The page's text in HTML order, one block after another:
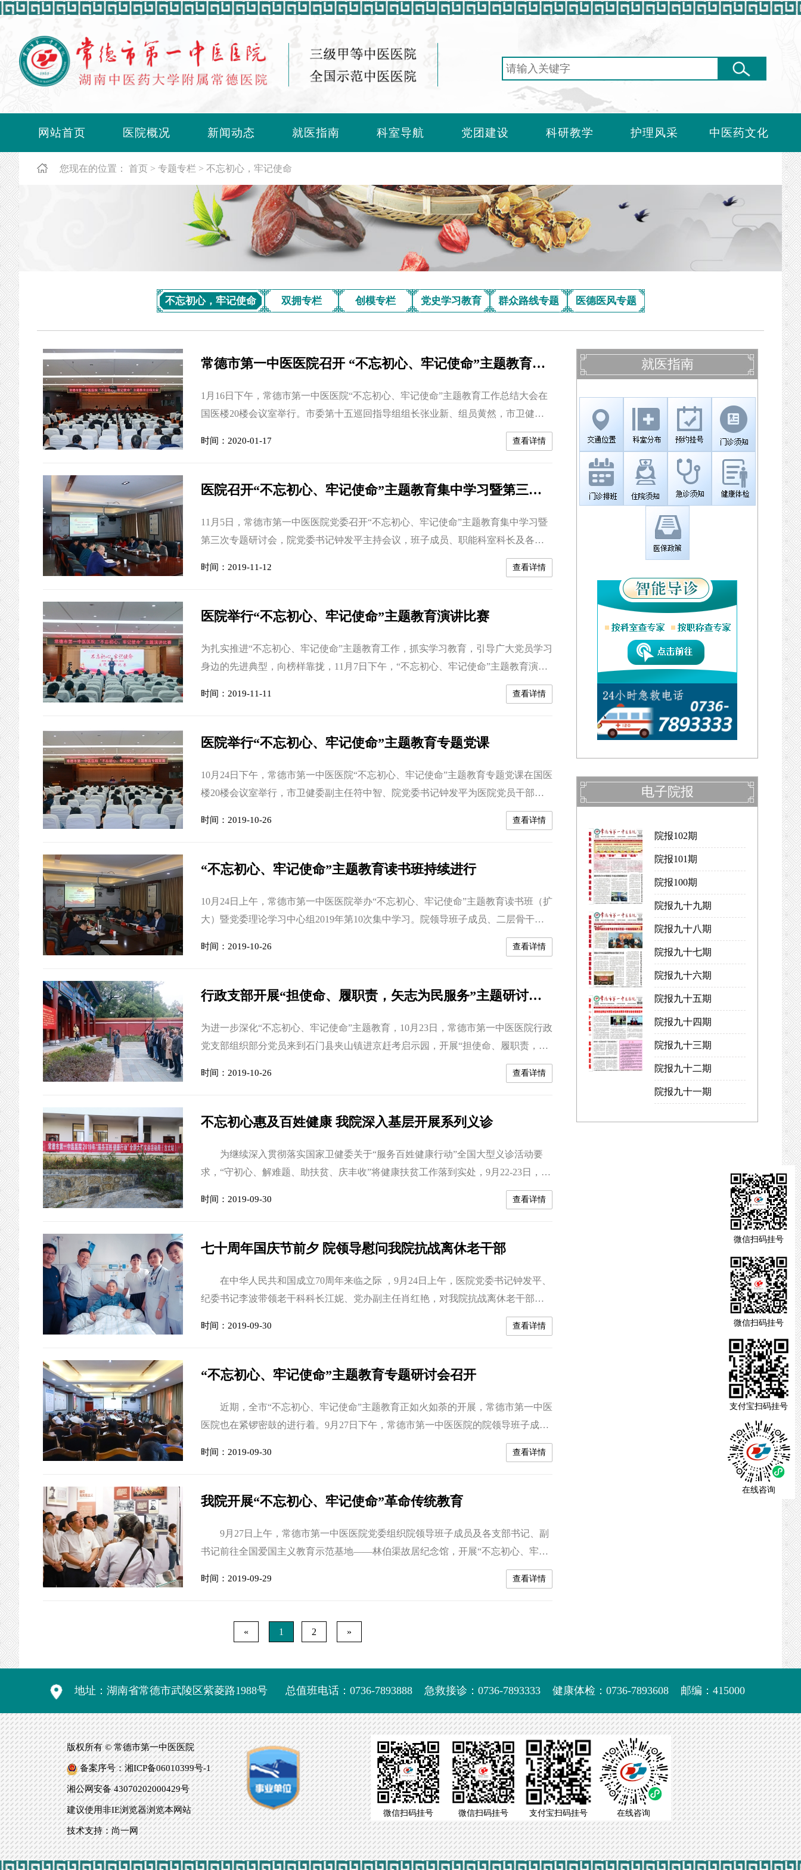
网站首页 医院概况 新闻动态 就医指南 科室导航 党团建设 科研教学 护理风采 中医药文化
您现在的位置： 首页 专题专栏 不忘初心，牢记使命
不忘初心，牢记使命 双拥专栏 创模专栏 党史学习教育 群众路线专题 医德医风专题
常德市第一中医医院召开 “不忘初心、牢记使命”主题教育总结大会
1月16日下午，常德市第一中医医院“不忘初心、牢记使命”主题教育工作总结大会在
国医楼20楼会议室举行。市委第十五巡回指导组组长张业新、组员黄然，市卫健委
机关党委专职副书记冯兴国、市纪委市监委驻市卫健委纪检监察组副组长龚鸣出席
会议。全体院领导班子成员，二层骨干，党员代表参加会议。大会由党委副书记、
报中介绍，主题教育开展以来，医院党...
时间：2020-01-17 查看详情
医院召开“不忘初心、牢记使命”主题教育集中学习暨第三次专题研讨会
11月5日，常德市第一中医医院党委召开“不忘初心、牢记使命”主题教育集中学习暨
第三次专题研讨会，院党委书记钟发平主持会议，班子成员、职能科室科长及各党
支部书记、副书记参加会议。 上午，会议集体学习了《习近平关于“不忘初心 牢
记使命”重要论述选编》部分章节、《习近平在2019年秋季学期中央党校（国家行政
风、勇担当，带头真抓实干”为...
时间：2019-11-12 查看详情
医院举行“不忘初心、牢记使命”主题教育演讲比赛
为扎实推进“不忘初心、牢记使命”主题教育工作，抓实学习教育，引导广大党员学习
身边的先进典型，向榜样靠拢，11月7日下午，“不忘初心、牢记使命”主题教育演讲
比赛在我院国医楼20楼隆重举行。院领导班子成员、二层骨干及各支部党员代表等
观摩了比赛，来自7个党支部的13名党员代表参加了比赛，本次比赛特别邀请了常德
赛过程中，选手们紧紧围绕“不忘...
时间：2019-11-11 查看详情
医院举行“不忘初心、牢记使命”主题教育专题党课
10月24日下午，常德市第一中医医院“不忘初心、牢记使命”主题教育专题党课在国医
楼20楼会议室举行，市卫健委副主任符中智、院党委书记钟发平为医院党员干部上
党课，市委第十五巡回组成员出席，院长张勇主持了本次讲课。 符中智围绕“初
心不改、担当不悔”的主题从“坚守信念守初心”、“着眼大局担使命”“立足本职讲奉
的方针政策、医疗机...
时间：2019-10-26 查看详情
“不忘初心、牢记使命”主题教育读书班持续进行
10月24日上午，常德市第一中医医院举办“不忘初心、牢记使命”主题教育读书班（扩
大）暨党委理论学习中心组2019年第10次集中学习。院领导班子成员、二层骨干、
各支部书记、副书记参加会议。市委第十五巡回组组长张业新到会指导，院党委书
记钟发平主持会议并讲话。 根据“不忘初心、牢记使命”主题教育要求，主题教育
终。参加此次主题教育读书班的...
时间：2019-10-26 查看详情
行政支部开展“担使命、履职责，矢志为民服务”主题研讨会暨主题党日活动
为进一步深化“不忘初心、牢记使命”主题教育，10月23日，常德市第一中医医院行政
党支部组织部分党员来到石门县夹山镇进京赶考启示园，开展“担使命、履职责，矢
志为民服务”主题研讨会暨党性教育活动，医院党委书记钟发平、院长张勇出席此次
活动。 进入园区，先由党委书记钟发平带领全体党员重温入党誓词、进行庄严
陈列形式，围绕“进京赶考”的...
时间：2019-10-26 查看详情
不忘初心惠及百姓健康 我院深入基层开展系列义诊
为继续深入贯彻落实国家卫健委关于“服务百姓健康行动”全国大型义诊活动要
求，“守初心、解难题、助扶贫、庆丰收”将健康扶贫工作落到实处，9月22-23日，常
德市第一中医医院纪委书记李波带队到该院对口支援的湘西州古丈县民族中医院及
古丈县断龙山镇中心卫生院开展了“服务百姓健康行动”大型义诊活动；9月26日，专
镇中心卫生院义诊现场，专家们对前...
时间：2019-09-30 查看详情
七十周年国庆节前夕 院领导慰问我院抗战离休老干部
在中华人民共和国成立70周年来临之际 ，9月24日上午，医院党委书记钟发平、
纪委书记李波带领老干科科长江妮、党办副主任肖红艳，对我院抗战离休老干部汪
厚根、周翠英进行了走访慰问。 钟发平将由中共中央、国务院、中央军委颁发
的“庆祝中华人民共和国成立70周年”纪念勋章为二老佩戴在胸前，对他们忠诚党的事
做出积极贡献表达了敬意，并送上了节...
时间：2019-09-30 查看详情
“不忘初心、牢记使命”主题教育专题研讨会召开
近期，全市“不忘初心、牢记使命”主题教育正如火如荼的开展，常德市第一中医
医院也在紧锣密鼓的进行着。9月27日下午，常德市第一中医医院的院领导班子成员
及各支部书记、副书记聚集在会议室，召开“不忘初心、牢记使命”主题教育专题研讨
会，市委主题教育第十五巡回组副组长陈凯同志、组员黄然同志莅临指导。本次研
作重点发言交流。 首先，陈...
时间：2019-09-30 查看详情
我院开展“不忘初心、牢记使命”革命传统教育
9月27日上午，常德市第一中医医院党委组织院领导班子成员及各支部书记、副
书记前往全国爱国主义教育示范基地——林伯渠故居纪念馆，开展“不忘初心、牢记
使命”革命传统教育，瞻仰革命先驱故居，感悟“初心”。 在讲解员的讲解下，党
员干部同志们了解了林伯渠同志生平故事，聆听了林老的革命事迹。最近，一部珍
典。“为人民服务，为世界工作”是林老...
时间：2019-09-29 查看详情
« 1 2 »
就医指南
电子院报
院报102期
院报101期
院报100期
院报九十九期
院报九十八期
院报九十七期
院报九十六期
院报九十五期
院报九十四期
院报九十三期
院报九十二期
院报九十一期
地址：湖南省常德市武陵区紫菱路1988号 总值班电话：0736-7893888 急救接诊：0736-7893333 健康体检：0736-7893608 邮编：415000
版权所有 © 常德市第一中医医院
备案序号：湘ICP备06010399号-1
湘公网安备 43070202000429号
建议使用非IE浏览器浏览本网站
技术支持：尚一网
微信扫码挂号 微信扫码挂号 支付宝扫码挂号 在线咨询
微信扫码挂号
微信扫码挂号
支付宝扫码挂号
在线咨询